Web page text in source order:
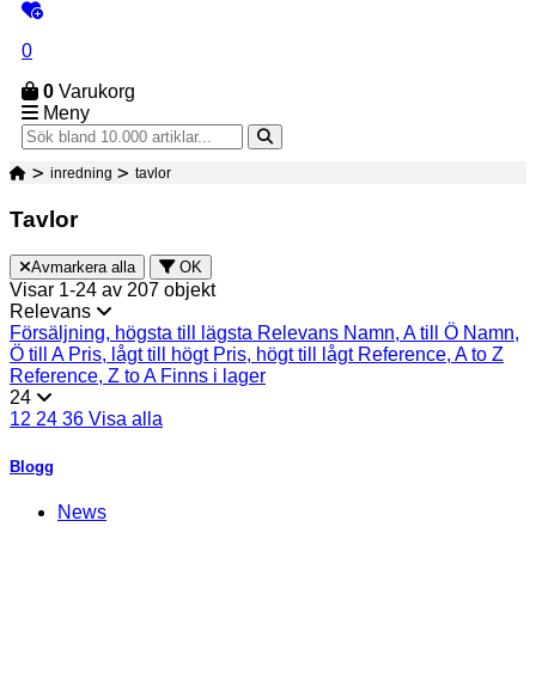
0
0 Varukorg
Meny
inredning tavlor
Tavlor
Avmarkera alla OK
Visar 1-24 av 207 objekt
Relevans
Försäljning, högsta till lägsta Relevans Namn, A till Ö Namn,
Ö till A Pris, lågt till högt Pris, högt till lågt Reference, A to Z
Reference, Z to A Finns i lager
24
12 24 36 Visa alla
Blogg
News